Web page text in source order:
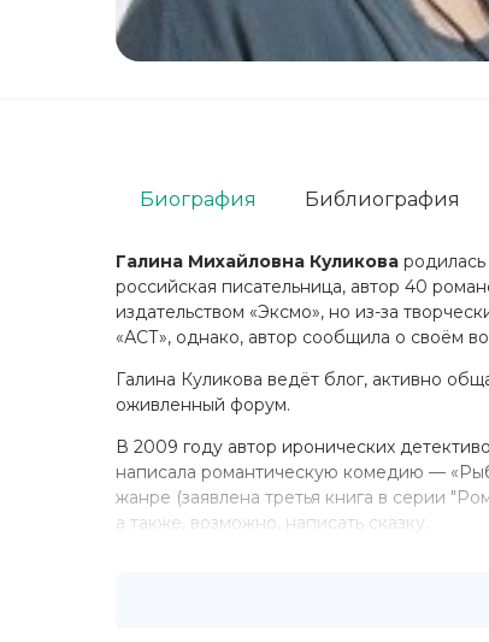
Галина Михайловна Куликова
российская писательница, автор 40
издательством «Эксмо», но из-за
«АСТ», однако, автор сообщила о своём
Галина Куликова ведёт блог, активно
оживленный форум.
В 2009 году автор иронических
написала романтическую комедию —
жанре (заявлена третья книга в серии
а также, возможно, написать сказку.
Биография Библиография